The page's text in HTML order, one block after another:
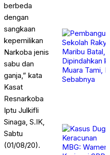
berbeda
dengan
sangkaan
kepemilikan
Narkoba jenis
sabu dan
ganja,” kata
Kasat
Resnarkoba
Iptu Julkifli
Sinaga, S.IK,
Sabtu
(01/08/20).